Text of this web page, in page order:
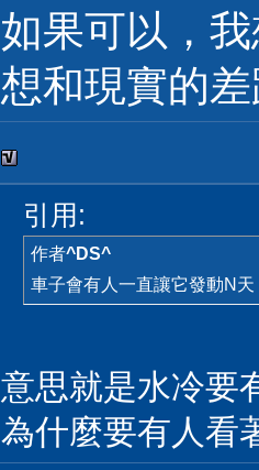
如果可以，
想和現實的
引用:
作者^DS^
車子會有人一直讓它發動N
意思就是水冷要
為什麼要有人看